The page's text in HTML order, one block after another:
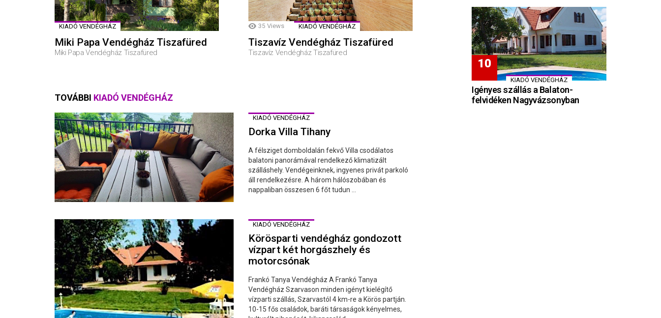
KIADÓ VENDÉGHÁZ
Miki Papa Vendégház Tiszafüred
Miki Papa Vendégház Tiszafüred
35 Views KIADÓ VENDÉGHÁZ
Tiszavíz Vendégház Tiszafüred
Tiszavíz Vendégház Tiszafüred
TOVÁBBI KIADÓ VENDÉGHÁZ
KIADÓ VENDÉGHÁZ
Dorka Villa Tihany
A félsziget domboldalán fekvő Villa csodálatos
balatoni panorámával rendelkező klimatizált
szálláshely. Vendégeinknek, ingyenes privát parkoló
áll rendelkezésre. A három hálószobában és
nappaliban összesen 6 főt tudun ...
KIADÓ VENDÉGHÁZ
Körösparti vendégház gondozott
vízpart két horgászhely és
motorcsónak
Frankó Tanya Vendégház A Frankó Tanya
Vendégház Szarvason minden igényt kielégítő
vízparti szállás, Szarvastól 4 km-re a Körös partján.
10-15 fős családok, baráti társaságok kényelmes,
KIADÓ VENDÉGHÁZ
Igényes szállás a Balaton-
felvidéken Nagyvázsonyban